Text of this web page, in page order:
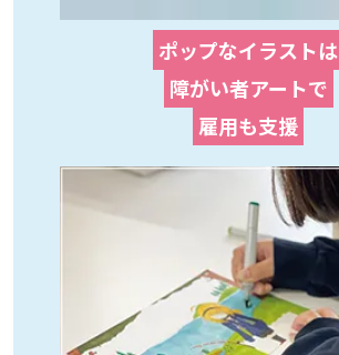
ポップなイラストは
障がい者アートで
雇用も支援